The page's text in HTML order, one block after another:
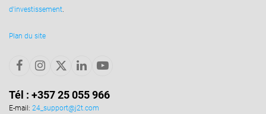
d'investissement.
Plan du site
Tél : +357 25 055 966
E-mail: 24_support@j2t.com